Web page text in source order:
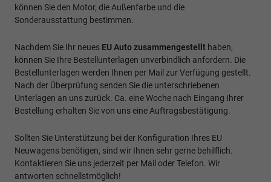
können Sie den Motor, die Außenfarbe und die
Sonderausstattung bestimmen.
Nachdem Sie Ihr neues EU Auto zusammengestellt haben,
können Sie Ihre Bestellunterlagen unverbindlich anfordern. Die
Bestellunterlagen werden Ihnen per Mail zur Verfügung gestellt.
Nach der Überprüfung senden Sie die unterschriebenen
Unterlagen an uns zurück. Ca. eine Woche nach Eingang Ihrer
Bestellung erhalten Sie von uns eine Auftragsbestätigung.
Sollten Sie Unterstützung bei der Konfiguration Ihres EU
Neuwagens benötigen, sind wir Ihnen sehr gerne behilflich.
Kontaktieren Sie uns jederzeit per Mail oder Telefon. Wir
antworten schnellstmöglich!